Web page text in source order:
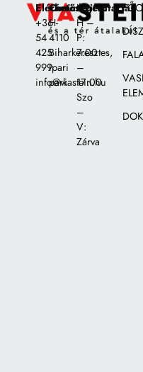
Elérhetőségek:
+36
54
425
999
info@viastein.hu
Címünk:
H-
4110
Biharkeresztes,
Ipari
park
Nyitvatartás
H –
P:
7:00
–
17:00
Szo
–
V:
Zárva